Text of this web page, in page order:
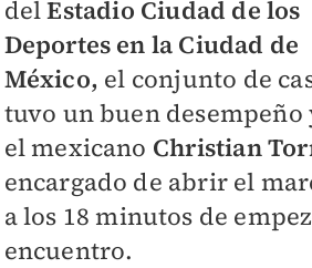
delEstadio Ciudad de los
Deportes en la Ciudad de
México, el conjunto de
tuvo un buen desempeño
el mexicano Christian
encargado de abrir el
a los 18 minutos de
encuentro.